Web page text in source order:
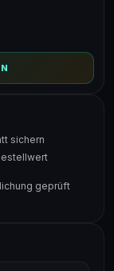
sichern
geprüft